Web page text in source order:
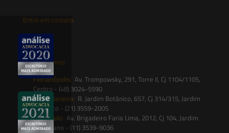
Entre em contato
contato@saesadvogados.com.br
Onde estamos
Florianópolis: Av. Trompowsky, 291, Torre II, Cj 1104/1105,
Centro - (48) 3024-5590
Rio de Janeiro: R. Jardim Botânico, 657, Cj 314/315, Jardim
Botânico - (21) 3559-2005
São Paulo: Av. Brigadeiro Faria Lima, 2012, Cj 104, Jardim
Paulistano - (11) 3539-9036